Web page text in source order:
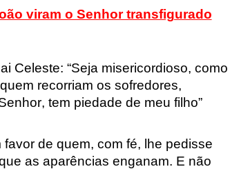
viram o Senhor transfigurado
Celeste: “Seja misericordioso, como
recorriam os sofredores,
tem piedade de meu filho”
favor de quem, com fé, lhe pedisse
as aparências enganam. E não